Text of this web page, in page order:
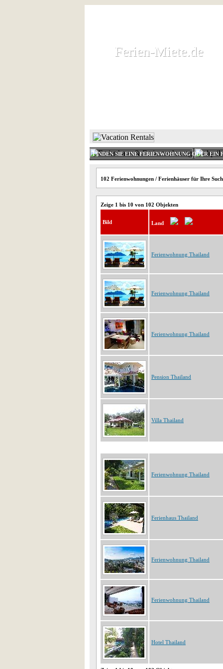
Ferien-Miete.de
Ferien-Miete.de
FINDEN SIE EINE FERIENWOHNUNG ODER EIN
102 Ferienwohnungen / Ferienhäuser für Ihre
Zeige 1 bis 10 von 102 Objekten
Bild Land
Ferienwohnung Thailand
Ferienwohnung Thailand
Ferienwohnung Thailand
Pension Thailand
Villa Thailand
Ferienwohnung Thailand
Ferienhaus Thailand
Ferienwohnung Thailand
Ferienwohnung Thailand
Hotel Thailand